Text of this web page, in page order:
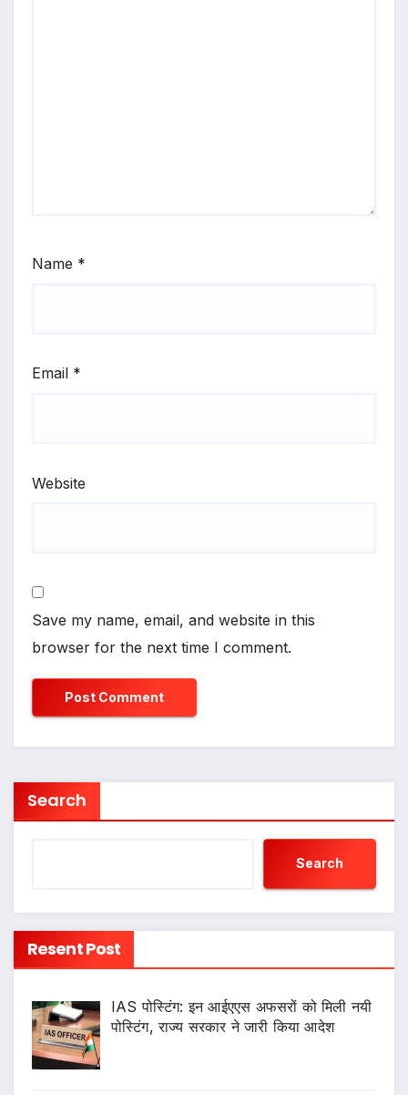
Name *
Email *
Website
Save my name, email, and website in this
browser for the next time I comment.
Search
Search
Resent Post
IAS पोस्टिंग: इन आईएएस अफसरों को मिली नयी
पोस्टिंग, राज्य सरकार ने जारी किया आदेश